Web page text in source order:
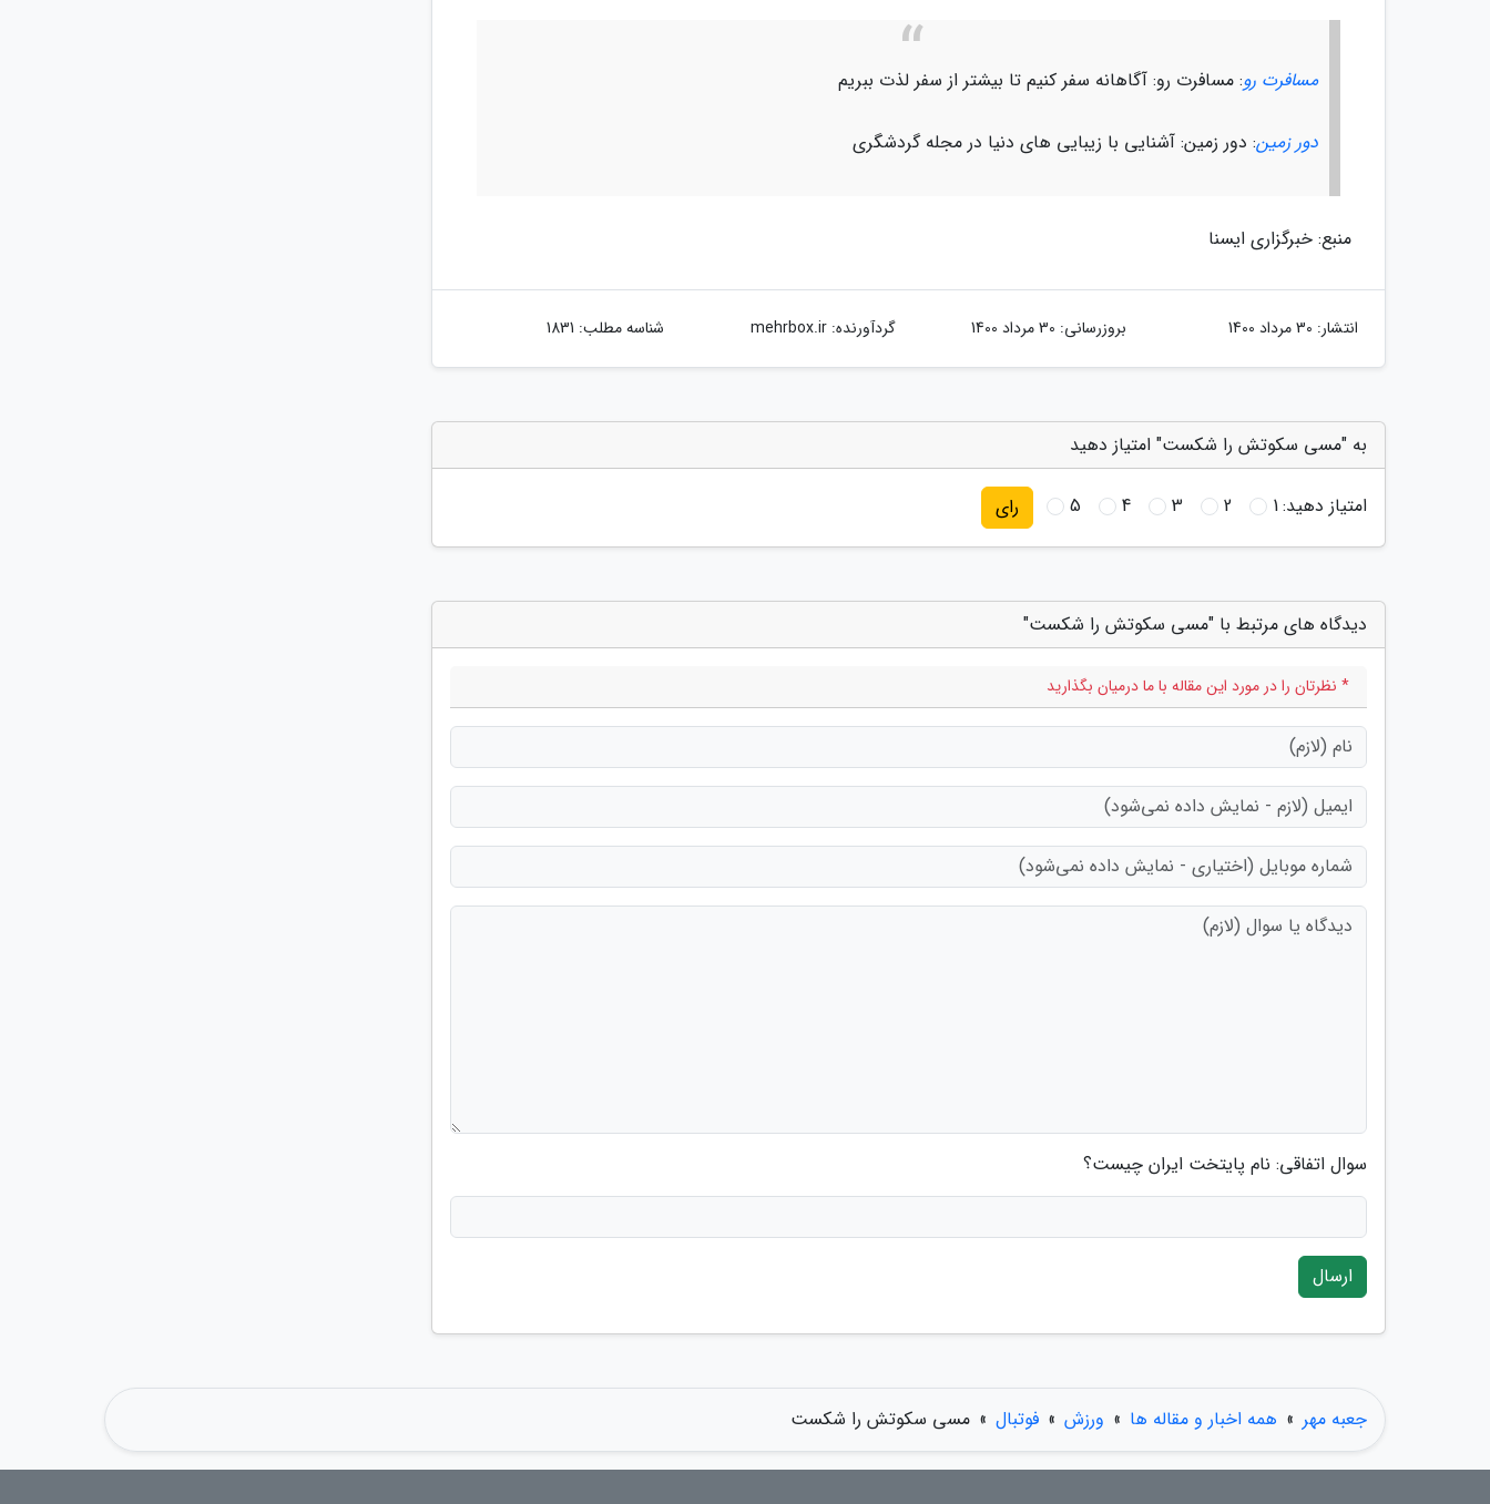
مسافرت رو: مسافرت رو: آگاهانه سفر کنیم تا بیشتر از سفر لذت ببریم
دور زمین: دور زمین: آشنایی با زیبایی های دنیا در مجله گردشگری
منبع: خبرگزاری ایسنا
انتشار: 30 مرداد 1400 بروزرسانی: 30 مرداد 1400 گردآورنده:mehrbox.ir شناسه مطلب: 1831
به "مسی سکوتش را شکست" امتیاز دهید
امتیاز دهید:1
2
3
4
5 رای
دیدگاه های مرتبط با "مسی سکوتش را شکست"
* نظرتان را در مورد این مقاله با ما درمیان بگذارید
سوال اتفاقی: نام پایتخت ایران چیست؟
ارسال
جعبه مهر » همه اخبار و مقاله ها » ورزش » فوتبال » مسی سکوتش را شکست